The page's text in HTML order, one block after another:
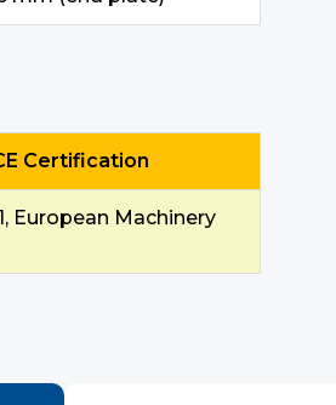
Certification
European Machinery